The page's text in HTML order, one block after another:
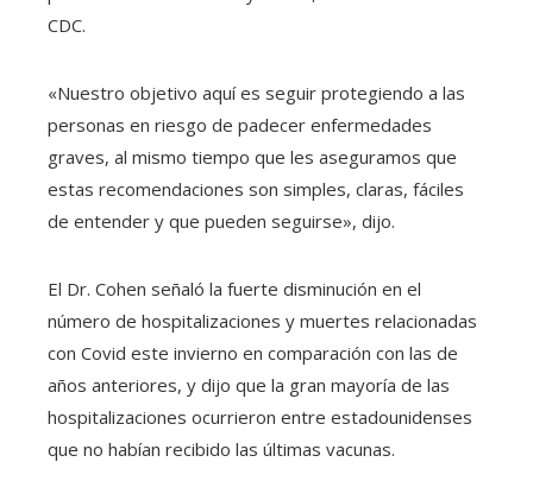
CDC.
«Nuestro objetivo aquí es seguir protegiendo a las
personas en riesgo de padecer enfermedades
graves, al mismo tiempo que les aseguramos que
estas recomendaciones son simples, claras, fáciles
de entender y que pueden seguirse», dijo.
El Dr. Cohen señaló la fuerte disminución en el
número de hospitalizaciones y muertes relacionadas
con Covid este invierno en comparación con las de
años anteriores, y dijo que la gran mayoría de las
hospitalizaciones ocurrieron entre estadounidenses
que no habían recibido las últimas vacunas.